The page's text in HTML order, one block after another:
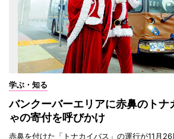
学ぶ・知る
バンクーバーエリアに赤鼻のト
ゃの寄付を呼びかけ
赤鼻を付けた「トナカイバス」の運行が11月26